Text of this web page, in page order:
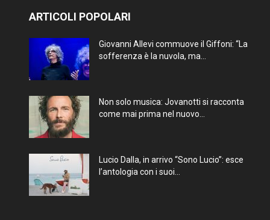
ARTICOLI POPOLARI
Giovanni Allevi commuove il Giffoni: “La
sofferenza è la nuvola, ma...
Non solo musica: Jovanotti si racconta
come mai prima nel nuovo...
Lucio Dalla, in arrivo “Sono Lucio”: esce
l’antologia con i suoi...